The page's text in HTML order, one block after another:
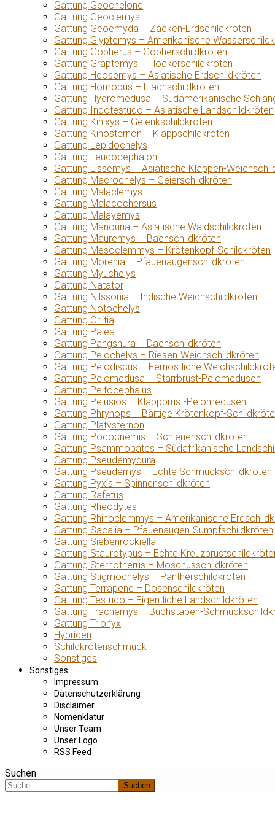
Gattung Geochelone
Gattung Geoclemys
Gattung Geoemyda – Zacken-Erdschildkröten
Gattung Glyptemys – Amerikanische
Gattung Gopherus – Gopherschildkröten
Gattung Graptemys – Höckerschildkröten
Gattung Heosemys – Asiatische Erdschildkröten
Gattung Homopus – Flachschildkröten
Gattung Hydromedusa – Südamerikanische
Gattung Indotestudo – Asiatische Landschildkröten
Gattung Kinixys – Gelenkschildkröten
Gattung Kinosternon – Klappschildkröten
Gattung Lepidochelys
Gattung Leucocephalon
Gattung Lissemys – Asiatische Klappen-
Gattung Macrochelys – Geierschildkröten
Gattung Malaclemys
Gattung Malacochersus
Gattung Malayemys
Gattung Manouria – Asiatische Waldschildkröten
Gattung Mauremys – Bachschildkröten
Gattung Mesoclemmys – Krötenkopf-Schildkröten
Gattung Morenia – Pfauenaugenschildkröten
Gattung Myuchelys
Gattung Natator
Gattung Nilssonia – Indische Weichschildkröten
Gattung Notochelys
Gattung Orlitia
Gattung Palea
Gattung Pangshura – Dachschildkröten
Gattung Pelochelys – Riesen-Weichschildkröten
Gattung Pelodiscus – Fernöstliche
Gattung Pelomedusa – Starrbrust-Pelomedusen
Gattung Peltocephalus
Gattung Pelusios – Klappbrust-Pelomedusen
Gattung Phrynops – Bärtige Krötenkopf-
Gattung Platysternon
Gattung Podocnemis – Schienenschildkröten
Gattung Psammobates – Südafrikanische
Gattung Pseudemydura
Gattung Pseudemys – Echte Schmuckschildkröten
Gattung Pyxis – Spinnenschildkröten
Gattung Rafetus
Gattung Rheodytes
Gattung Rhinoclemmys – Amerikanische
Gattung Sacalia – Pfauenaugen-Sumpfschildkröten
Gattung Siebenrockiella
Gattung Staurotypus – Echte
Gattung Sternotherus – Moschusschildkröten
Gattung Stigmochelys – Pantherschildkröten
Gattung Terrapene – Dosenschildkröten
Gattung Testudo – Eigentliche Landschildkröten
Gattung Trachemys – Buchstaben-
Gattung Trionyx
Hybriden
Schildkrötenschmuck
Sonstiges
Sonstiges
Impressum
Datenschutzerklärung
Disclaimer
Nomenklatur
Unser Team
Unser Logo
RSS Feed
Suchen
Suchen